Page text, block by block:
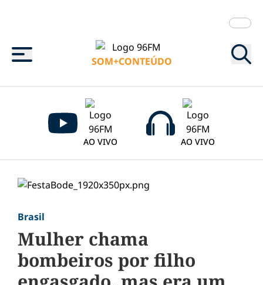
Menu
SOM+CONTEÚDO
AO VIVO AO VIVO
Brasil
Mulher chama
bombeiros por filho